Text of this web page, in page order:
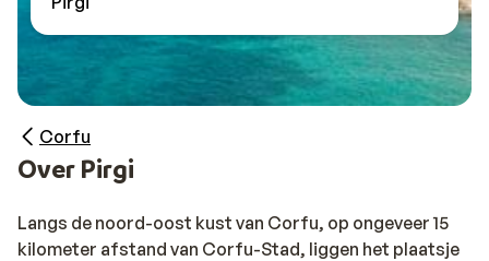
Corfu
Over Pirgi
Langs de noord-oost kust van Corfu, op ongeveer 15
kilometer afstand van Corfu-Stad, liggen het plaatsje